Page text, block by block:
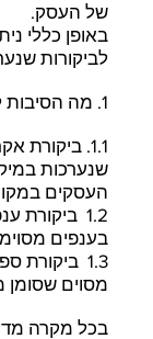
של העסק.
באופן כללי
לביקורות
1. מה הסיבות לביקורת?
1.1. ביקורת
שנערכות
העסקים
1.2
בענפים
1.3
מסוים
בכל מקרה